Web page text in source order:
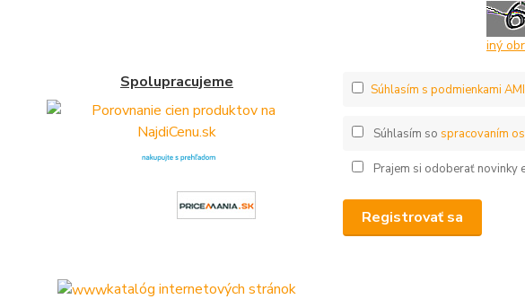
Spolupracujeme
katalóg internetových stránok
iný
Súhlasím s podmienkami
Súhlasím so spracovaním
Prajem si odoberať novinky
Registrovať sa